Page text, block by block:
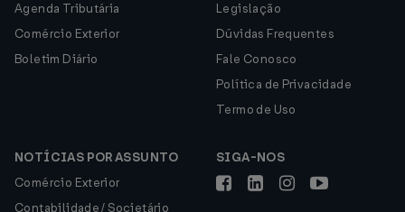
Agenda Tributária
Comércio Exterior
Boletim Diário
Legislação
Dúvidas Frequentes
Fale Conosco
Política de Privacidade
Termo de Uso
NOTÍCIAS POR ASSUNTO
Comércio Exterior
Contabilidade / Societário
SIGA-NOS